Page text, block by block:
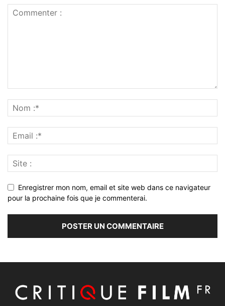
Enregistrer mon nom, email et site web dans ce navigateur
pour la prochaine fois que je commenterai.